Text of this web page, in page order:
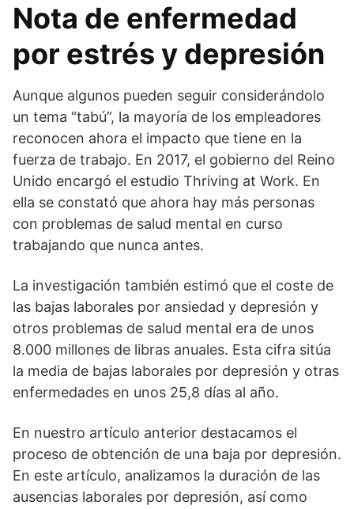
Nota de enfermedad
por estrés y depresión
Aunque algunos pueden seguir considerándolo
un tema “tabú”, la mayoría de los empleadores
reconocen ahora el impacto que tiene en la
fuerza de trabajo. En 2017, el gobierno del Reino
Unido encargó el estudio Thriving at Work. En
ella se constató que ahora hay más personas
con problemas de salud mental en curso
trabajando que nunca antes.
La investigación también estimó que el coste de
las bajas laborales por ansiedad y depresión y
otros problemas de salud mental era de unos
8.000 millones de libras anuales. Esta cifra sitúa
la media de bajas laborales por depresión y otras
enfermedades en unos 25,8 días al año.
En nuestro artículo anterior destacamos el
proceso de obtención de una baja por depresión.
En este artículo, analizamos la duración de las
ausencias laborales por depresión, así como